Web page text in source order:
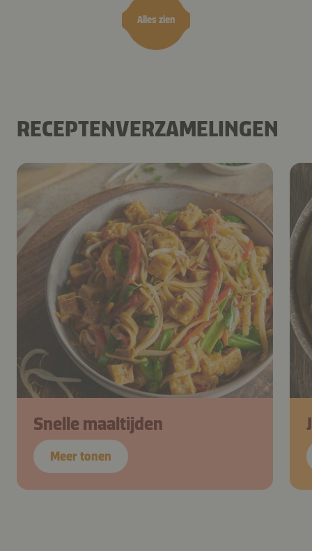
Alles zien
RECEPTENVERZAMELINGEN
Snelle maaltijden
Meer tonen